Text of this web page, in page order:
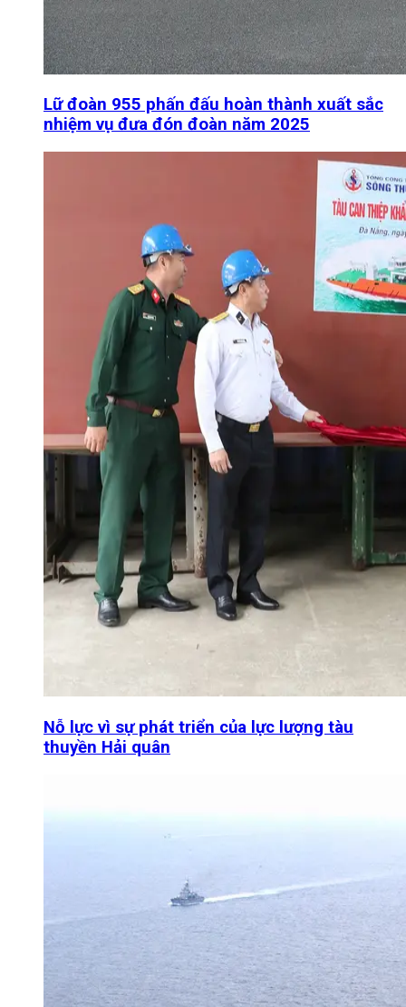
Lữ đoàn 955 phấn đấu hoàn thành xuất sắc
nhiệm vụ đưa đón đoàn năm 2025
Nỗ lực vì sự phát triển của lực lượng tàu
thuyền Hải quân